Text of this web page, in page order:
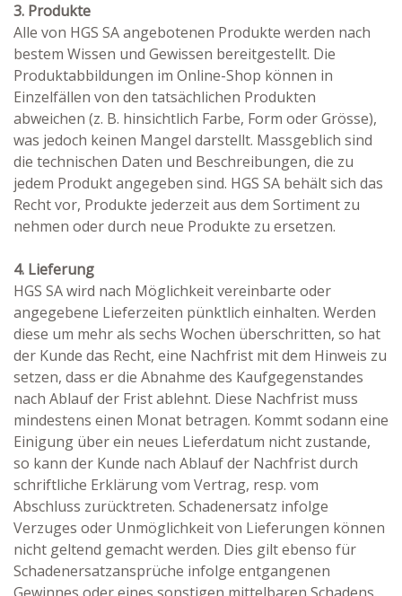
3. Produkte
Alle von HGS SA angebotenen Produkte werden nach
bestem Wissen und Gewissen bereitgestellt. Die
Produktabbildungen im Online-Shop können in
Einzelfällen von den tatsächlichen Produkten
abweichen (z. B. hinsichtlich Farbe, Form oder Grösse),
was jedoch keinen Mangel darstellt. Massgeblich sind
die technischen Daten und Beschreibungen, die zu
jedem Produkt angegeben sind. HGS SA behält sich das
Recht vor, Produkte jederzeit aus dem Sortiment zu
nehmen oder durch neue Produkte zu ersetzen.
4. Lieferung
HGS SA wird nach Möglichkeit vereinbarte oder
angegebene Lieferzeiten pünktlich einhalten. Werden
diese um mehr als sechs Wochen überschritten, so hat
der Kunde das Recht, eine Nachfrist mit dem Hinweis zu
setzen, dass er die Abnahme des Kaufgegenstandes
nach Ablauf der Frist ablehnt. Diese Nachfrist muss
mindestens einen Monat betragen. Kommt sodann eine
Einigung über ein neues Lieferdatum nicht zustande,
so kann der Kunde nach Ablauf der Nachfrist durch
schriftliche Erklärung vom Vertrag, resp. vom
Abschluss zurücktreten. Schadenersatz infolge
Verzuges oder Unmöglichkeit von Lieferungen können
nicht geltend gemacht werden. Dies gilt ebenso für
Schadenersatzansprüche infolge entgangenen